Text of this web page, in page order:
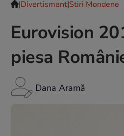
|Divertisment|Stiri Mondene
Eurovision
piesa
Dana Aramă